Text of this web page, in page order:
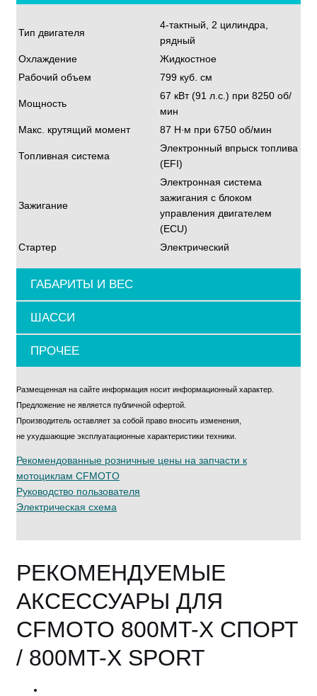
Тип двигателя
4-тактный, 2 цилиндра,
рядный
Охлаждение
Жидкостное
Рабочий объем
799 куб. см
Мощность
67 кВт (91 л.с.) при 8250 об/
мин
Макс. крутящий момент
87 Н∙м при 6750 об/мин
Топливная система
Электронный впрыск топлива
(EFI)
Зажигание
Электронная система
зажигания с блоком
управления двигателем
(ECU)
Стартер
Электрический
ГАБАРИТЫ И ВЕС
ШАССИ
ПРОЧЕЕ
Размещенная на сайте информация носит информационный характер.
Предложение не является публичной офертой.
Производитель оставляет за собой право вносить изменения,
не ухудшающие эксплуатационные характеристики техники.
Рекомендованные розничные цены на запчасти к
мотоциклам CFMOTO
Руководство пользователя
Электрическая схема
РЕКОМЕНДУЕМЫЕ
АКСЕССУАРЫ ДЛЯ
CFMOTO 800MT-X СПОРТ
/ 800MT-X SPORT